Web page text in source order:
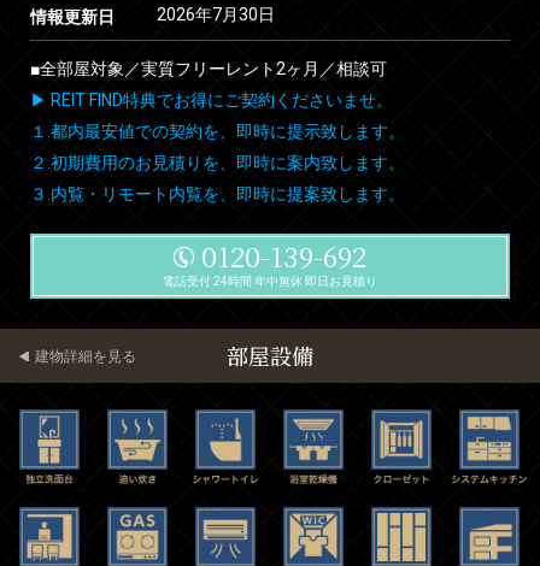
情報更新日 2026年7月30日
■全部屋対象／実質フリーレント2ヶ月／相談可
▶ REIT FIND特典でお得にご契約くださいませ。
１.都内最安値での契約を、即時に提示致します。
２.初期費用のお見積りを、即時に案内致します。
３.内覧・リモート内覧を、即時に提案致します。
0120-139-692
電話受付 24時間 年中無休 即日お見積り
部屋設備
建物詳細を見る